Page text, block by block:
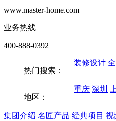
www.master-home.com
业务热线
400-888-0392
热门搜索：
装修设计
地区：
重庆 深圳
集团介绍 名匠产品 经典项目 视